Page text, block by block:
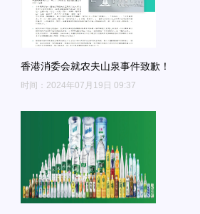
香港消委会就农夫山泉事件致歉！
时间：2024年07月19日 09:37